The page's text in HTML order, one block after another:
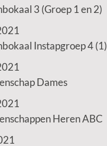
3 (Groep 1 en 2)
Instapgroep 4 (1)
Dames
Heren ABC